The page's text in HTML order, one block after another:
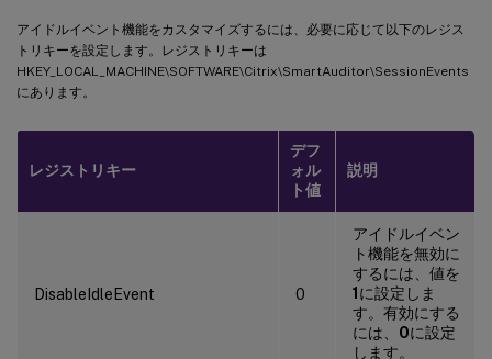
アイドルイベント機能をカスタマイズするには、必要に応じて以下のレジス
トリキーを設定します。レジストリキーは
HKEY_LOCAL_MACHINE\SOFTWARE\Citrix\SmartAuditor\SessionEvents
にあります。
レジストリキー
デフ
ォル
ト値
説明
DisableIdleEvent 0
アイドルイベン
ト機能を無効に
するには、値を
1に設定しま
す。有効にする
には、 0に設定
します。